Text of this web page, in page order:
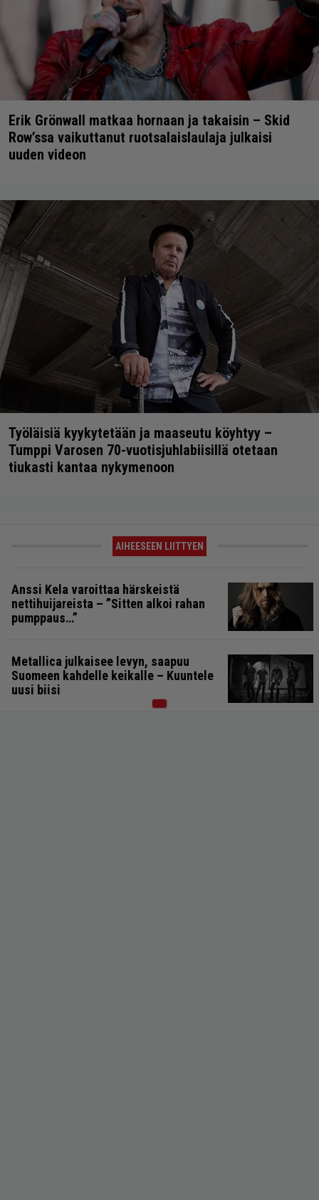
Erik Grönwall matkaa hornaan ja takaisin – Skid
Row’ssa vaikuttanut ruotsalaislaulaja julkaisi
uuden videon
Työläisiä kyykytetään ja maaseutu köyhtyy –
Tumppi Varosen 70-vuotisjuhlabiisillä otetaan
tiukasti kantaa nykymenoon
AIHEESEEN LIITTYEN
Anssi Kela varoittaa härskeistä
nettihuijareista – ”Sitten alkoi rahan
pumppaus…”
Metallica julkaisee levyn, saapuu
Suomeen kahdelle keikalle – Kuuntele
uusi biisi